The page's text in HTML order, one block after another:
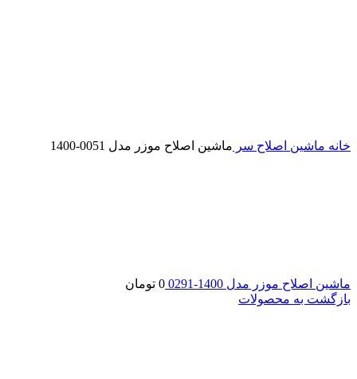
خانه ماشین اصلاح سر ماشین اصلاح موزر مدل 0051-1400
ماشین اصلاح موزر مدل 1400-0291 0 تومان
بازگشت به محصولات